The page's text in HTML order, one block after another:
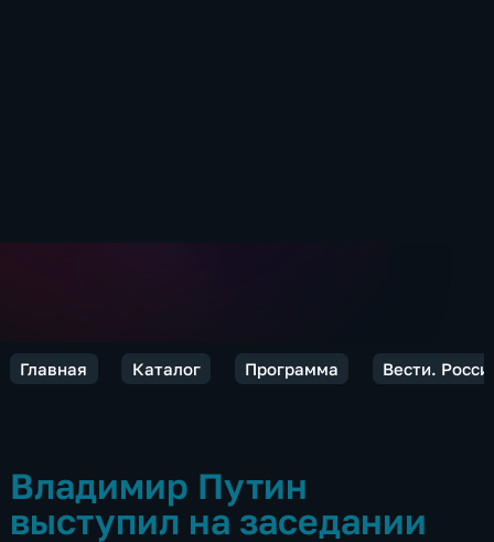
Главная Каталог Программа Вести.
Владимир Путин
выступил на заседании